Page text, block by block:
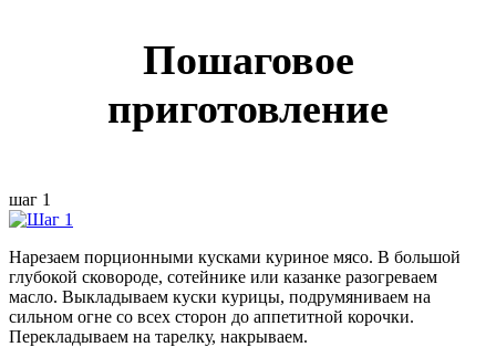
Пошаговое
приготовление
шаг 1
Нарезаем порционными кусками куриное мясо. В большой
глубокой сковороде, сотейнике или казанке разогреваем
масло. Выкладываем куски курицы, подрумяниваем на
сильном огне со всех сторон до аппетитной корочки.
Перекладываем на тарелку, накрываем.